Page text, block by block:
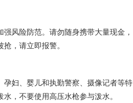
风险防范。请勿随身携带大量现金，
，请立即报警。
妇、婴儿和执勤警察、摄像记者等特
，不要使用高压水枪参与泼水。